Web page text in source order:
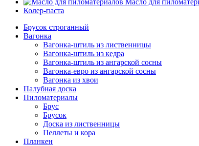
Масло для
Колер-паста
Брусок строганный
Вагонка
Вагонка-штиль из лиственницы
Вагонка-штиль из кедра
Вагонка-штиль из ангарской сосны
Вагонка-евро из ангарской сосны
Вагонка из хвои
Палубная доска
Пиломатериалы
Брус
Брусок
Доска из лиственницы
Пеллеты и кора
Планкен